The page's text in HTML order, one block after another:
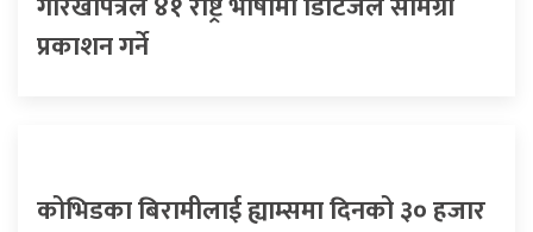
प्रकाशन गर्ने
कोभिडका बिरामीलाई ह्याम्समा दिनको ३० हजार